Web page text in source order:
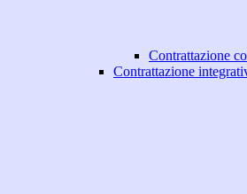
Contrattazione
Contrattazione